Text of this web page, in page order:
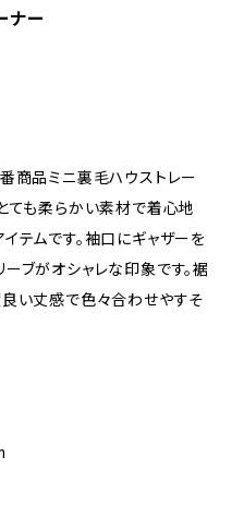
ナー
商品ミニ裏毛ハウストレー
ても柔らかい素材で着心地
テムです。袖口にギャザーを
ブがオシャレな印象です。裾
良い丈感で色々合わせやすそ